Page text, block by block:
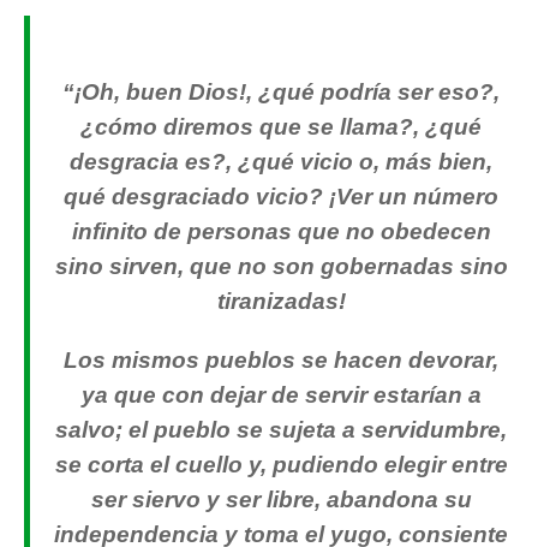
“¡Oh, buen Dios!, ¿qué podría ser eso?,
¿cómo diremos que se llama?, ¿qué
desgracia es?, ¿qué vicio o, más bien,
qué desgraciado vicio? ¡Ver un número
infinito de personas que no obedecen
sino sirven, que no son gobernadas sino
tiranizadas!
Los mismos pueblos se hacen devorar,
ya que con dejar de servir estarían a
salvo; el pueblo se sujeta a servidumbre,
se corta el cuello y, pudiendo elegir entre
ser siervo y ser libre, abandona su
independencia y toma el yugo, consiente